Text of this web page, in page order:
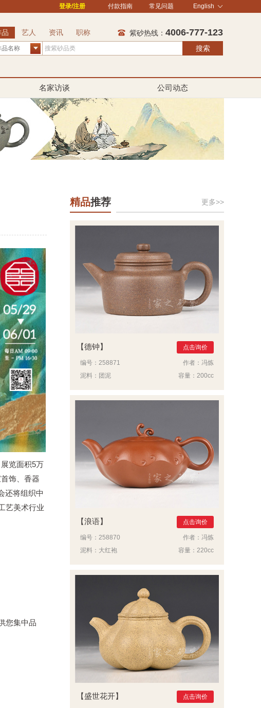
登录/注册 付款指南 常见问题 English
艺人 资讯 职称 紫砂热线： 4006-777-123
品名称 搜索
名家访谈 公司动态
览面积5万
饰、香器
还将组织中
艺美术行业
您集中品
精品推荐 更多>>
德钟 点击询价
编号： 258871 作者： 冯炼
泥料： 团泥 容量： 200cc
浪语 点击询价
编号： 258870 作者： 冯炼
泥料： 大红袍 容量： 220cc
盛世花开 点击询价